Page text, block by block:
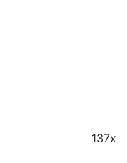
137x